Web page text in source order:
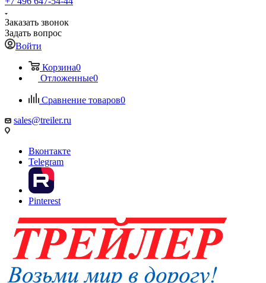
Заказать звонок
Задать вопрос
Войти
Корзина0
Отложенные0
Сравнение товаров0
sales@treiler.ru
Вконтакте
Telegram
Pinterest